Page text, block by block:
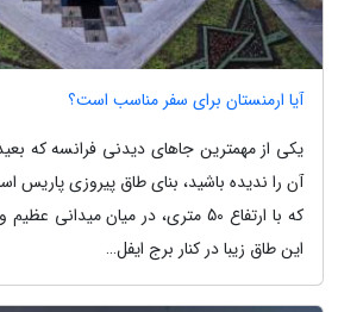
آیا ارمنستان برای سفر مناسب است؟
یکی از مهمترین جاهای دیدنی فرانسه که
آن را ندیده باشید، بنای طاق پیروزی
که با ارتفاع 50 متری، در میان
این طاق زیبا در کنار برج ایفل…